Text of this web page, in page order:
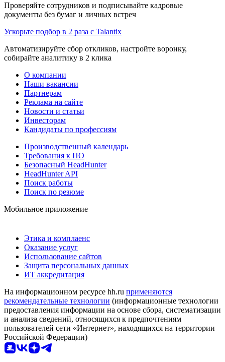
Проверяйте сотрудников и подписывайте кадровые
документы без бумаг и личных встреч
Ускорьте подбор в 2 раза с Talantix
Автоматизируйте сбор откликов, настройте воронку,
собирайте аналитику в 2 клика
О компании
Наши вакансии
Партнерам
Реклама на сайте
Новости и статьи
Инвесторам
Кандидаты по профессиям
Производственный календарь
Требования к ПО
Безопасный HeadHunter
HeadHunter API
Поиск работы
Поиск по резюме
Мобильное приложение
Этика и комплаенс
Оказание услуг
Использование сайтов
Защита персональных данных
ИТ аккредитация
На информационном ресурсе hh.ru применяются
рекомендательные технологии (информационные технологии
предоставления информации на основе сбора, систематизации
и анализа сведений, относящихся к предпочтениям
пользователей сети «Интернет», находящихся на территории
Российской Федерации)